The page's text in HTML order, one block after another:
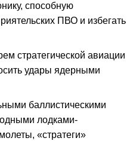
способную
ПВО и избегать
стратегической авиации
удары ядерными
баллистическими
лодками-
«стратеги»